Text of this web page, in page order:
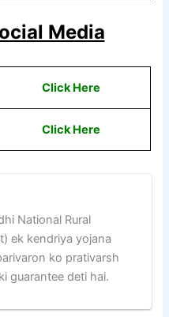
Media
Click Here
Click Here
National Rural
ek kendriya yojana
ko prativarsh
guarantee deti hai.